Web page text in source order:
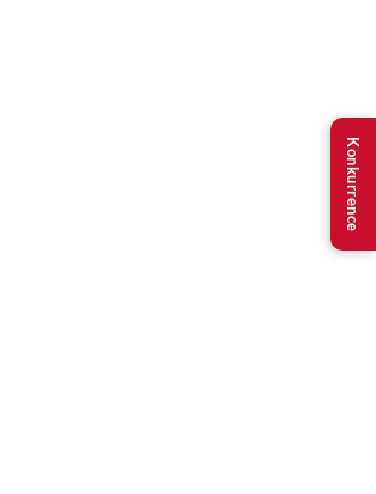
Konkurrence